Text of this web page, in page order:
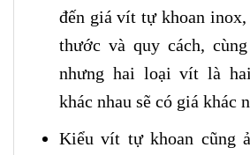
đến giá vít tự khoan
thước và quy cách,
nhưng hai loại vít là
khác nhau sẽ có giá khác
Kiểu vít tự khoan cũng